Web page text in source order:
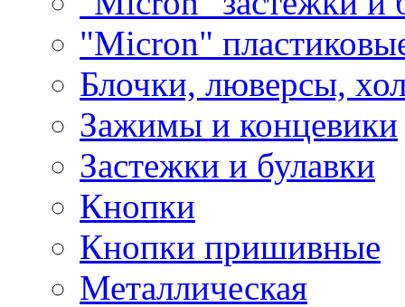
"Micron"
Блочки, люверсы,
Зажимы и концевики
Застежки и булавки
Кнопки
Кнопки пришивные
Металлическая